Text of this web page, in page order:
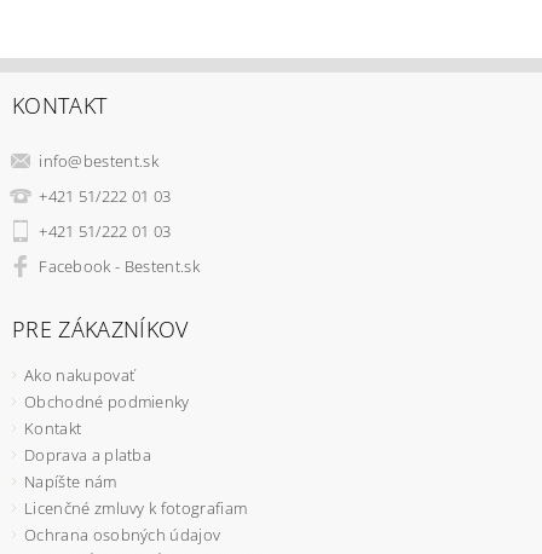
KONTAKT
info@bestent.sk
+421 51/222 01 03
+421 51/222 01 03
Facebook - Bestent.sk
PRE ZÁKAZNÍKOV
Ako nakupovať
Obchodné podmienky
Kontakt
Doprava a platba
Napíšte nám
Licenčné zmluvy k fotografiam
Ochrana osobných údajov